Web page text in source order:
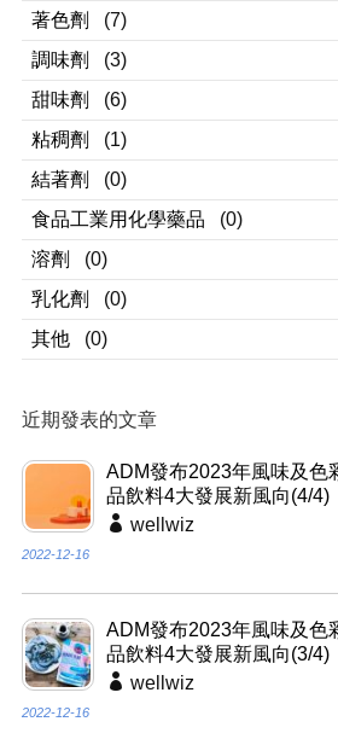
著色劑
(7)
調味劑
(3)
甜味劑
(6)
粘稠劑
(1)
結著劑
(0)
食品工業用化學藥品
(0)
溶劑
(0)
乳化劑
(0)
其他
(0)
近期發表的文章
ADM發布2023年風味及色
品飲料4大發展新風向(4/4)
wellwiz
2022-12-16
ADM發布2023年風味及色
品飲料4大發展新風向(3/4)
wellwiz
2022-12-16